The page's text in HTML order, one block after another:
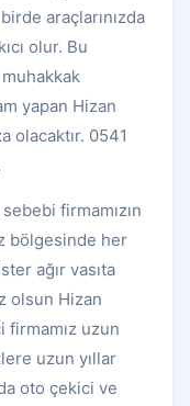
araçlarınızda
olur. Bu
yapan Hizan
olacaktır. 0541
firmamızın
bölgesinde her
ağır vasıta
olsun Hizan
firmamız uzun
uzun yıllar
oto çekici ve